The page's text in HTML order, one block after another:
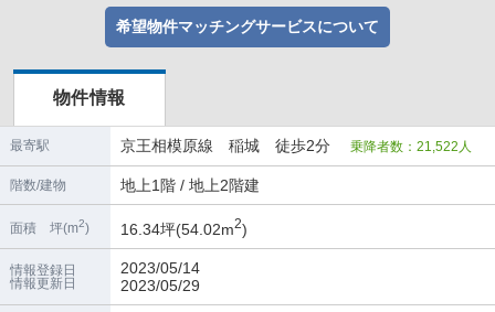
希望物件マッチングサービスについて
物件情報
最寄駅 京王相模原線 稲城 徒歩2分 乗降者数：21,522人
階数/建物 地上1階 / 地上2階建
面積 坪(m2) 16.34坪(54.02m2)
情報登録日
情報更新日
2023/05/14
2023/05/29